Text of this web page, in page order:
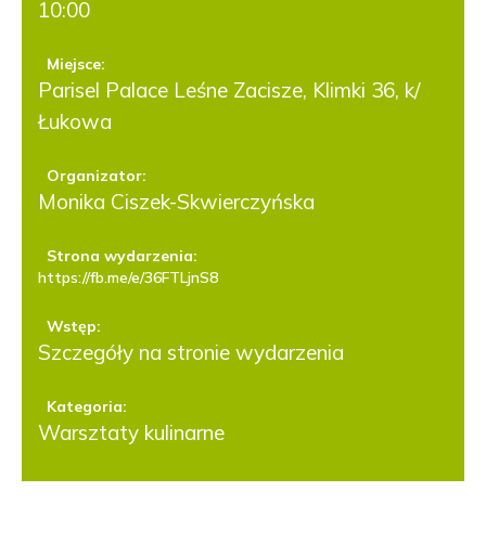
10:00
Miejsce:
Parisel Palace Leśne Zacisze, Klimki 36, k/
Łukowa
Organizator:
Monika Ciszek-Skwierczyńska
Strona wydarzenia:
https://fb.me/e/36FTLjnS8
Wstęp:
Szczegóły na stronie wydarzenia
Kategoria:
Warsztaty kulinarne